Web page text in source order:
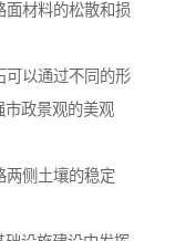
材料的松散和损
以通过不同的形
市政景观的美观
侧土壤的稳定